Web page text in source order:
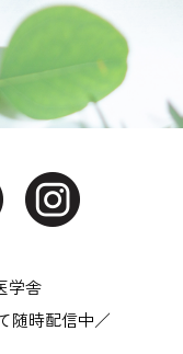
学舎
随時配信中／